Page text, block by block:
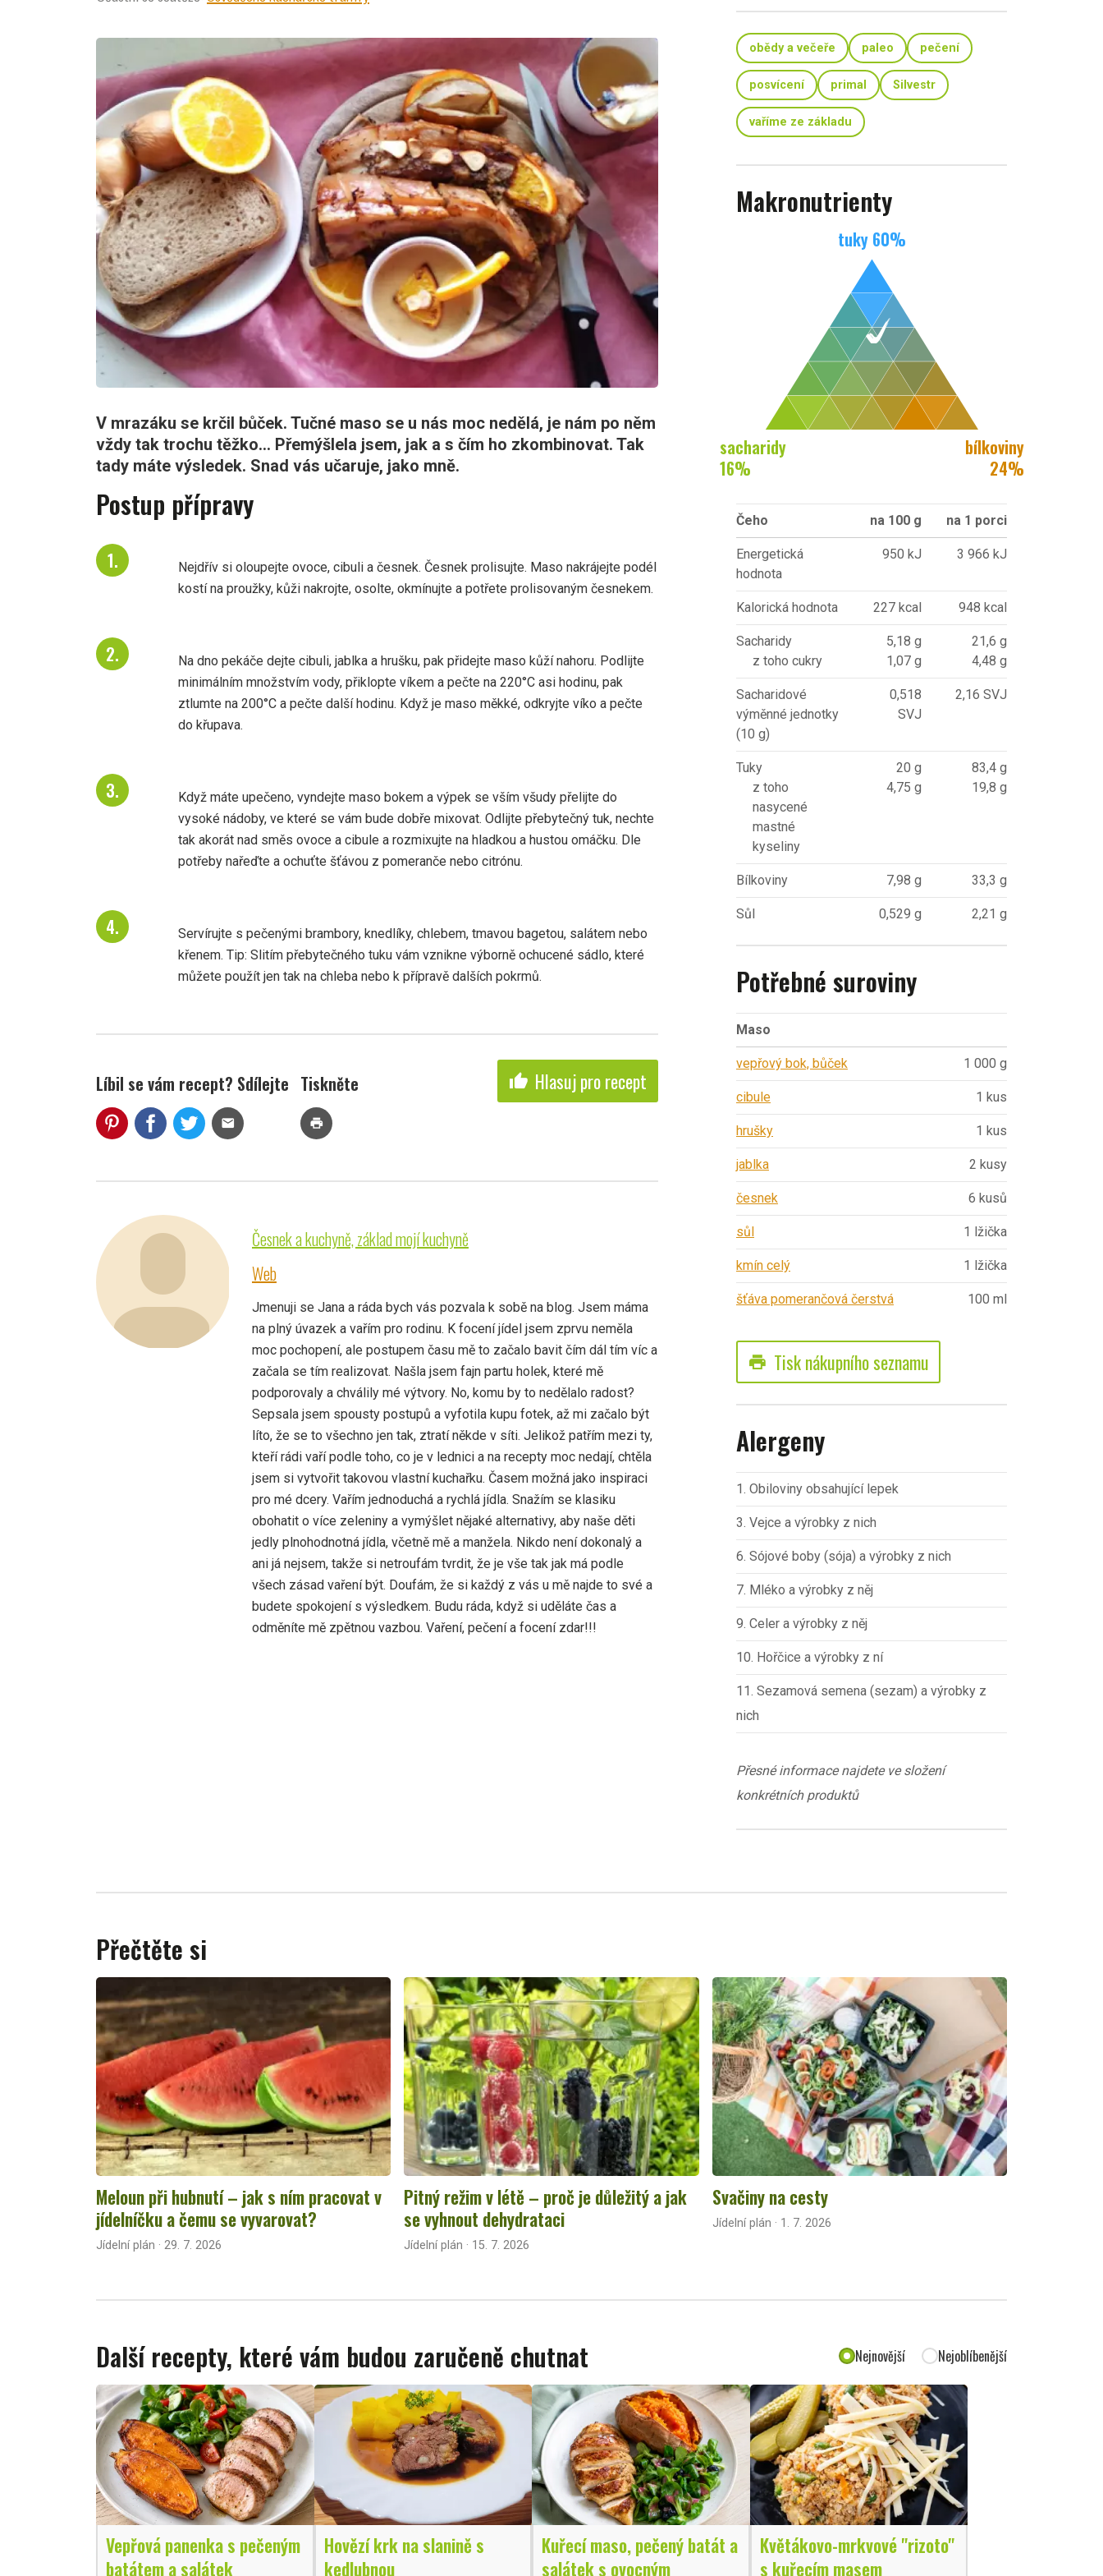
V mrazáku se krčil bůček. Tučné maso se u nás moc nedělá, je nám po něm
vždy tak trochu těžko... Přemýšlela jsem, jak a s čím ho zkombinovat. Tak
tady máte výsledek. Snad vás učaruje, jako mně.
Postup přípravy
Nejdřív si oloupejte ovoce, cibuli a česnek. Česnek prolisujte. Maso nakrájejte podél
kostí na proužky, kůži nakrojte, osolte, okmínujte a potřete prolisovaným česnekem.
Na dno pekáče dejte cibuli, jablka a hrušku, pak přidejte maso kůží nahoru. Podlijte
minimálním množstvím vody, přiklopte víkem a pečte na 220°C asi hodinu, pak
ztlumte na 200°C a pečte další hodinu. Když je maso měkké, odkryjte víko a pečte
do křupava.
Když máte upečeno, vyndejte maso bokem a výpek se vším všudy přelijte do
vysoké nádoby, ve které se vám bude dobře mixovat. Odlijte přebytečný tuk, nechte
tak akorát nad směs ovoce a cibule a rozmixujte na hladkou a hustou omáčku. Dle
potřeby nařeďte a ochuťte šťávou z pomeranče nebo citrónu.
Servírujte s pečenými brambory, knedlíky, chlebem, tmavou bagetou, salátem nebo
křenem. Tip: Slitím přebytečného tuku vám vznikne výborně ochucené sádlo, které
můžete použít jen tak na chleba nebo k přípravě dalších pokrmů.
Líbil se vám recept? Sdílejte
mail
Tiskněte
print
thumb_up Hlasuj pro recept
Česnek a kuchyně, základ mojí kuchyně
Web
Jmenuji se Jana a ráda bych vás pozvala k sobě na blog. Jsem máma
na plný úvazek a vařím pro rodinu. K focení jídel jsem zprvu neměla
moc pochopení, ale postupem času mě to začalo bavit čím dál tím víc a
začala se tím realizovat. Našla jsem fajn partu holek, které mě
podporovaly a chválily mé výtvory. No, komu by to nedělalo radost?
Sepsala jsem spousty postupů a vyfotila kupu fotek, až mi začalo být
líto, že se to všechno jen tak, ztratí někde v síti. Jelikož patřím mezi ty,
kteří rádi vaří podle toho, co je v lednici a na recepty moc nedají, chtěla
jsem si vytvořit takovou vlastní kuchařku. Časem možná jako inspiraci
pro mé dcery. Vařím jednoduchá a rychlá jídla. Snažím se klasiku
obohatit o více zeleniny a vymýšlet nějaké alternativy, aby naše děti
jedly plnohodnotná jídla, včetně mě a manžela. Nikdo není dokonalý a
ani já nejsem, takže si netroufám tvrdit, že je vše tak jak má podle
všech zásad vaření být. Doufám, že si každý z vás u mě najde to své a
budete spokojení s výsledkem. Budu ráda, když si uděláte čas a
odměníte mě zpětnou vazbou. Vaření, pečení a focení zdar!!!
obědy a večeře paleo pečení
posvícení primal Silvestr
vaříme ze základu
Makronutrienty
tuky 60%
sacharidy
16%
bílkoviny
24%
Čeho na 100 g na 1 porci
Energetická
hodnota
950 kJ 3 966 kJ
Kalorická hodnota 227 kcal 948 kcal
Sacharidy
z toho cukry
5,18 g
1,07 g
21,6 g
4,48 g
Sacharidové
výměnné jednotky
(10 g)
0,518
SVJ
2,16 SVJ
Tuky
z toho
nasycené
mastné
kyseliny
20 g
4,75 g
83,4 g
19,8 g
Bílkoviny 7,98 g 33,3 g
Sůl 0,529 g 2,21 g
Potřebné suroviny
Maso
vepřový bok, bůček 1 000 g
cibule 1 kus
hrušky 1 kus
jablka 2 kusy
česnek 6 kusů
sůl 1 lžička
kmín celý 1 lžička
šťáva pomerančová čerstvá 100 ml
print Tisk nákupního seznamu
Alergeny
1. Obiloviny obsahující lepek
3. Vejce a výrobky z nich
6. Sójové boby (sója) a výrobky z nich
7. Mléko a výrobky z něj
9. Celer a výrobky z něj
10. Hořčice a výrobky z ní
11. Sezamová semena (sezam) a výrobky z
nich
Přesné informace najdete ve složení
konkrétních produktů
Přečtěte si
Meloun při hubnutí – jak s ním pracovat v
jídelníčku a čemu se vyvarovat?
Jídelní plán · 29. 7. 2026
Pitný režim v létě – proč je důležitý a jak
se vyhnout dehydrataci
Jídelní plán · 15. 7. 2026
Svačiny na cesty
Jídelní plán · 1. 7. 2026
Další recepty, které vám budou zaručeně chutnat Nejnovější Nejoblíbenější
Vepřová panenka s pečeným
batátem a salátek
Hovězí krk na slanině s
kedlubnou
Kuřecí maso, pečený batát a
salátek s ovocným
Květákovo-mrkvové "rizoto"
s kuřecím masem